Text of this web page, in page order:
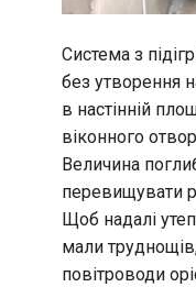
Система з
без утворення
в настінній
віконного
Величина
перевищувати
Щоб надалі
мали
повітроводи